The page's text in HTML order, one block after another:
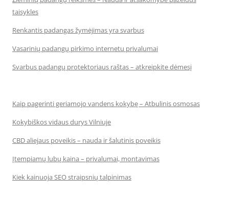
taisykles
Renkantis padangas žymėjimas yra svarbus
Vasarinių padangų pirkimo internetu privalumai
Svarbus padangų protektoriaus raštas – atkreipkite dėmesį
Kaip pagerinti geriamojo vandens kokybę – Atbulinis osmosas
Kokybiškos vidaus durys Vilniuje
CBD aliejaus poveikis – nauda ir šalutinis poveikis
Įtempiamų lubų kaina – privalumai, montavimas
Kiek kainuoja SEO straipsnių talpinimas